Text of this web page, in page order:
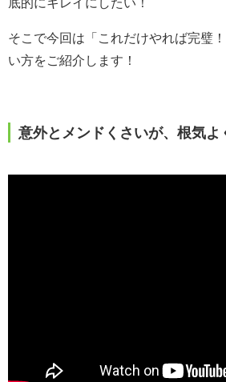
そこで今回は「これだけやれば完璧
い方をご紹介します！
意外とメンドくさいが、根気よ